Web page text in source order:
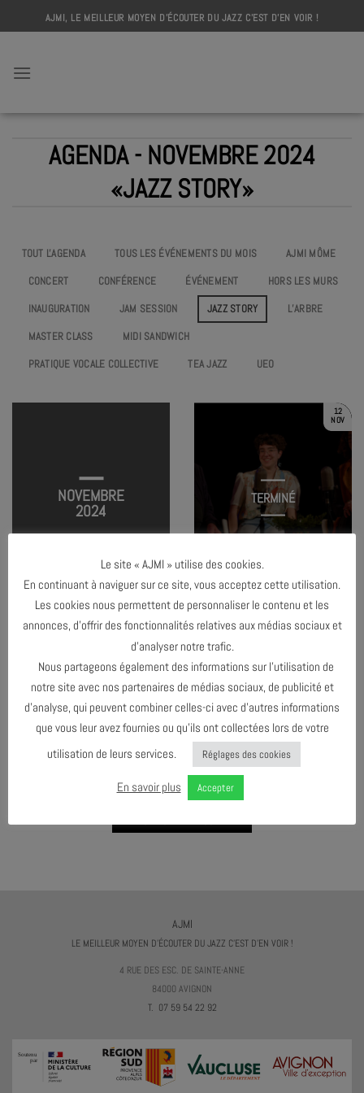
to
AJMI, LE MEILLEUR MOYEN D'ÉCOUTER DU JAZZ C'EST D'EN VOIR !
AGENDA - NOVEMBRE 2024
«JAZZ STORY»
TOUT L'AGENDA TOUS LES ÉVÉNEMENTS DU MOIS
AJMI MÔME
CONCERT
CONFÉRENCE ÉVÉNEMENT
HORS LES MURS
INAUGURATION
JAM SESSION JAZZ STORY
L’ARBRE
MASTER CLASS
MIDI SANDWICH
PRATIQUE VOCALE COLLECTIVE
TEA JAZZ UEO
NOVEMBRE
2024
12
NOV
VINYLE SOCIAL CLUB
TERMINÉ
DÉCEMBRE 2024
AGENDA AU FORMATICAL
AJMI
LE MEILLEUR MOYEN D'ÉCOUTER DU JAZZ C'EST D'EN VOIR !
4 RUE DES ESC. DE SAINTE-ANNE
84000 AVIGNON
T. 07 59 54 22 92
Le site « AJMI » utilise des cookies.
En continuant à naviguer sur ce site, vous acceptez cette utilisation.
Les cookies nous permettent de personnaliser le contenu et les
annonces, d’offrir des fonctionnalités relatives aux médias sociaux et
d’analyser notre trafic.
Nous partageons également des informations sur l’utilisation de
notre site avec nos partenaires de médias sociaux, de publicité et
d’analyse, qui peuvent combiner celles-ci avec d’autres informations
que vous leur avez fournies ou qu’ils ont collectées lors de votre
utilisation de leurs services.
Réglages des cookies
En savoir plus Accepter